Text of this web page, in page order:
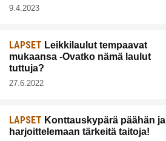
9.4.2023
LAPSET Leikkilaulut tempaavat
mukaansa -Ovatko nämä laulut
tuttuja?
27.6.2022
LAPSET Konttauskypärä päähän ja
harjoittelemaan tärkeitä taitoja!